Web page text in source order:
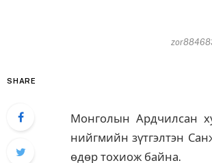
SHARE
Монголын Ардчилсан
нийгмийн зүтгэлтэн
өдөр тохиож байна.